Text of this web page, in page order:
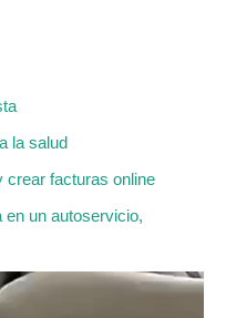
la salud
crear facturas online
en un autoservicio,